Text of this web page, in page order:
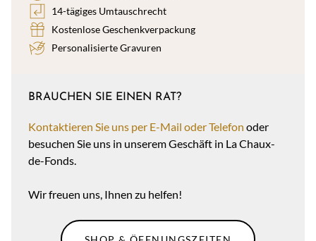
14-tägiges Umtauschrecht
Kostenlose Geschenkverpackung
Personalisierte Gravuren
BRAUCHEN SIE EINEN RAT?
Kontaktieren Sie uns per E-Mail oder Telefon oder
besuchen Sie uns in unserem Geschäft in La Chaux-
de-Fonds.
Wir freuen uns, Ihnen zu helfen!